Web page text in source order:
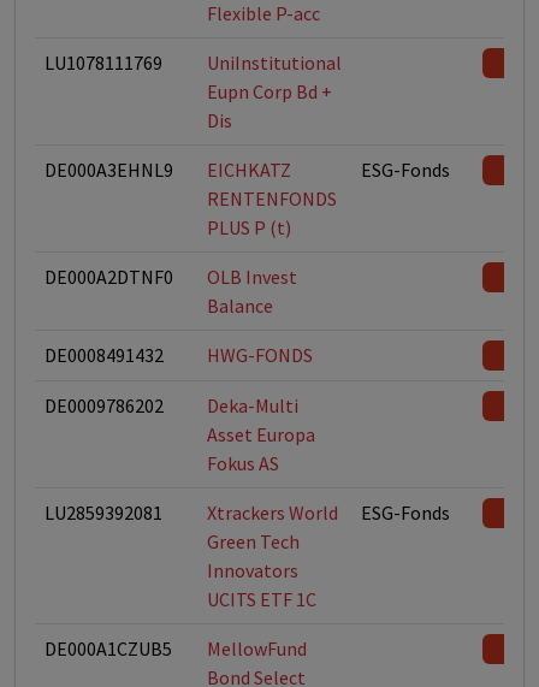
Flexible P-acc
LU1078111769
UniInstitutional
Eupn Corp Bd +
Dis
DE000A3EHNL9
EICHKATZ
RENTENFONDS
PLUS P (t)
ESG-Fonds
DE000A2DTNF0
OLB Invest
Balance
DE0008491432 HWG-FONDS
DE0009786202
Deka-Multi
Asset Europa
Fokus AS
LU2859392081
Xtrackers World
Green Tech
Innovators
UCITS ETF 1C
ESG-Fonds
DE000A1CZUB5
MellowFund
Bond Select